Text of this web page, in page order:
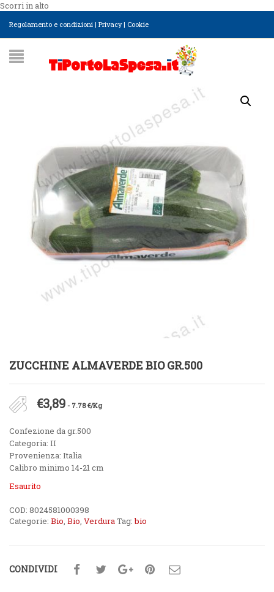
Scorri in alto
Regolamento e condizioni | Privacy| Cookie
ZUCCHINE ALMAVERDE BIO GR.500
€3,89 - 7.78 €/Kg
Confezione da gr.500
Categoria: II
Provenienza: Italia
Calibro minimo 14-21 cm
Esaurito
COD: 8024581000398
Categorie: Bio, Bio, VerduraTag:bio
CONDIVIDI